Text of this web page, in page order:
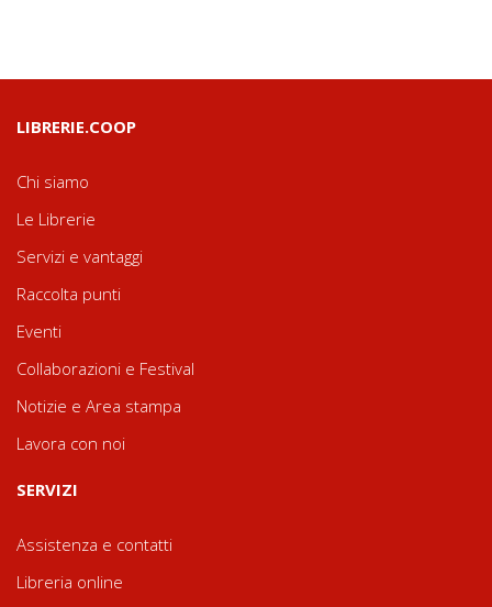
LIBRERIE.COOP
Chi siamo
Le Librerie
Servizi e vantaggi
Raccolta punti
Eventi
Collaborazioni e Festival
Notizie e Area stampa
Lavora con noi
SERVIZI
Assistenza e contatti
Libreria online